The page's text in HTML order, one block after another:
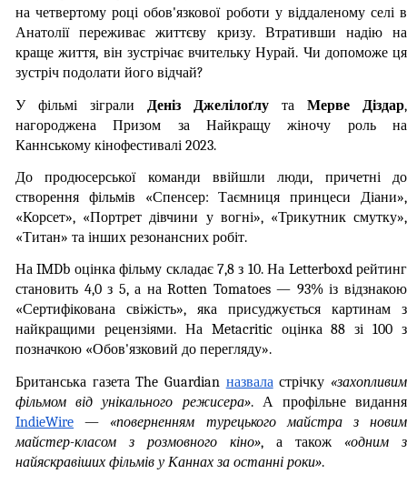
на четвертому році обов'язкової роботи у віддаленому селі в
Анатолії переживає життєву кризу. Втративши надію на
краще життя, він зустрічає вчительку Нурай. Чи допоможе ця
зустріч подолати його відчай?
У фільмі зіграли Деніз Джелілоґлу та Мерве Діздар,
нагороджена Призом за Найкращу жіночу роль на
Каннському кінофестивалі 2023.
До продюсерської команди ввійшли люди, причетні до
створення фільмів «Спенсер: Таємниця принцеси Діани»,
«Корсет», «Портрет дівчини у вогні», «Трикутник смутку»,
«Титан» та інших резонансних робіт.
На IMDb оцінка фільму складає 7,8 з 10. На Letterboxd рейтинг
становить 4,0 з 5, а на Rotten Tomatoes — 93% із відзнакою
«Сертифікована свіжість», яка присуджується картинам з
найкращими рецензіями. На Metacritic оцінка 88 зі 100 з
позначкою «Обов'язковий до перегляду».
Британська газета The Guardian назвала стрічку «захопливим
фільмом від унікального режисера»
IndieWire — «поверненням турецького майстра з новим
майстер-класом з розмовного кіно», а також «одним з
найяскравіших фільмів у Каннах за останні роки».